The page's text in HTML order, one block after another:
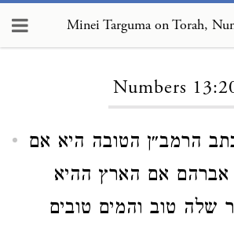
Numbers
הרמב״ן הטובה היא אם
אברהם אם הארץ ההיא
שלה טוב והמים טובים